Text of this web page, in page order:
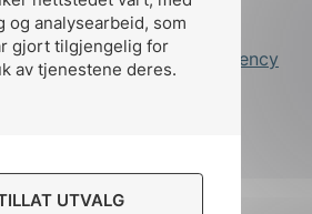
og analysearbeid, som
gjort tilgjengelig for
av tjenestene deres.
UTVALG
and developed by Stem Agency